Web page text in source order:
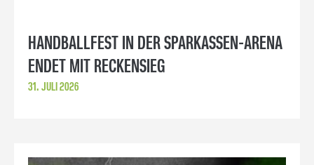
HANDBALLFEST IN DER SPARKASSEN-ARENA
ENDET MIT RECKENSIEG
31. JULI 2026